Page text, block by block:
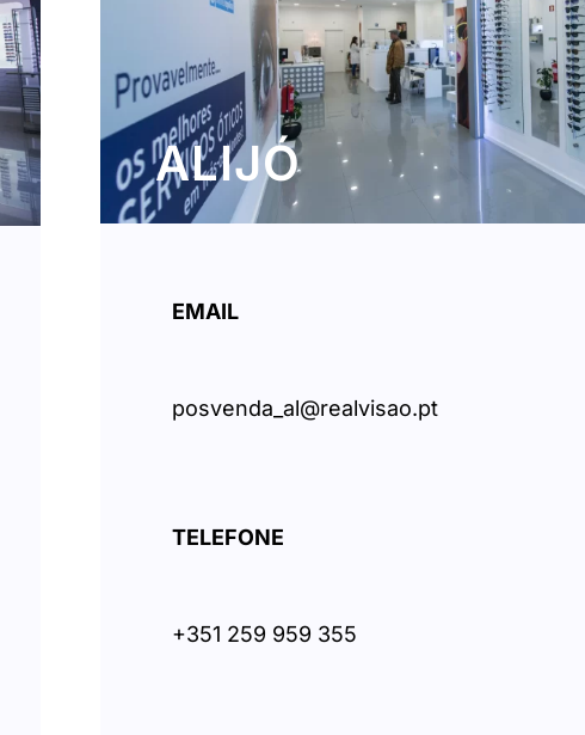
ALIJÓ
EMAIL
posvenda_al@realvisao.pt
TELEFONE
+351 259 959 355